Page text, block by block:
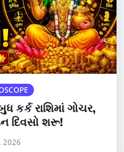
કર્ક રાશિમાં ગોચર,
દિવસો શરૂ!
2026